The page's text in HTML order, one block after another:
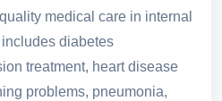
medical care in internal
diabetes
treatment, heart disease
problems, pneumonia,